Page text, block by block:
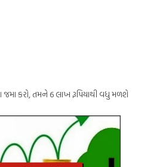
કરો, તમને 6 લાખ રૂપિયાથી વધુ મળશે